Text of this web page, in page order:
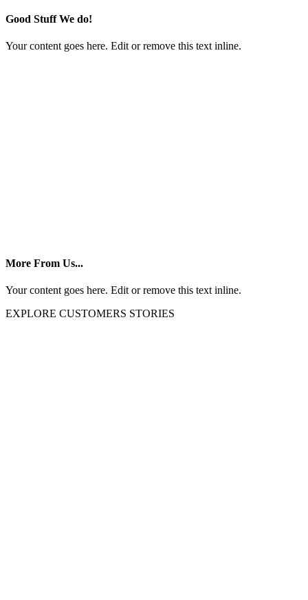
Good Stuff We do!
Your content goes here. Edit or remove this text inline.
More From Us...
Your content goes here. Edit or remove this text inline.
EXPLORE CUSTOMERS STORIES